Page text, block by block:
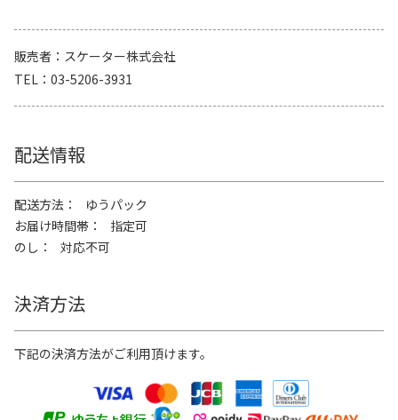
販売者
スケーター株式会社
TEL
03-5206-3931
配送情報
配送方法
ゆうパック
お届け時間帯
指定可
のし
対応不可
決済方法
下記の決済方法がご利用頂けます。